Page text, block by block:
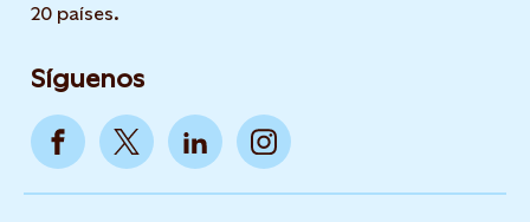
20 países.
Síguenos